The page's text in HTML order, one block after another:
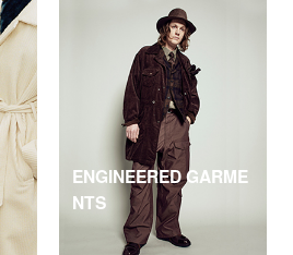
ENGINEERED GARME
NTS